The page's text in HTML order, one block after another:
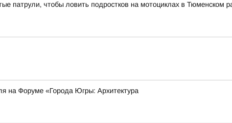
патрули, чтобы ловить подростков на мотоциклах в Тюменском
на Форуме «Города Югры: Архитектура